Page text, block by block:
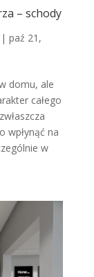
– schody
| paź 21,
domu, ale
całego
wpłynąć na
w